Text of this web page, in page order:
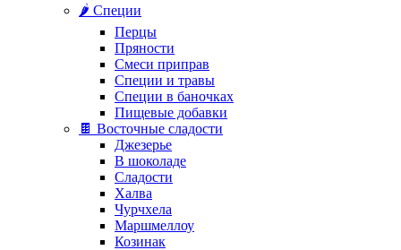
🌶️ Специи
Перцы
Пряности
Смеси приправ
Специи и травы
Специи в баночках
Пищевые добавки
🍫 Восточные сладости
Джезерье
В шоколаде
Сладости
Халва
Чурчхела
Маршмеллоу
Козинак